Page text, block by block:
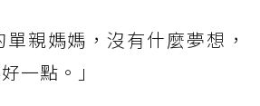
單親媽媽，沒有什麼夢想，
一點。」